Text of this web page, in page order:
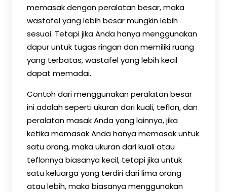
memasak dengan peralatan besar, maka
wastafel yang lebih besar mungkin lebih
sesuai. Tetapi jika Anda hanya menggunakan
dapur untuk tugas ringan dan memiliki ruang
yang terbatas, wastafel yang lebih kecil
dapat memadai.
Contoh dari menggunakan peralatan besar
ini adalah seperti ukuran dari kuali, teflon, dan
peralatan masak Anda yang lainnya, jika
ketika memasak Anda hanya memasak untuk
satu orang, maka ukuran dari kuali atau
teflonnya biasanya kecil, tetapi jika untuk
satu keluarga yang terdiri dari lima orang
atau lebih, maka biasanya menggunakan